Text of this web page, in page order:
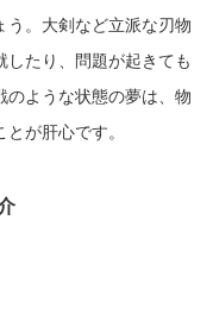
う。大剣など立派な刃物
したり、問題が起きても
のような状態の夢は、物
が肝心です。